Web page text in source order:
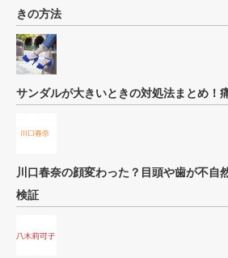
きの方法
サンダルが大きいときの対処法まとめ！
川口春奈の顔変わった？目頭や歯が不自
検証